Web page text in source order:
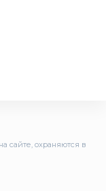
сайте, охраняются в